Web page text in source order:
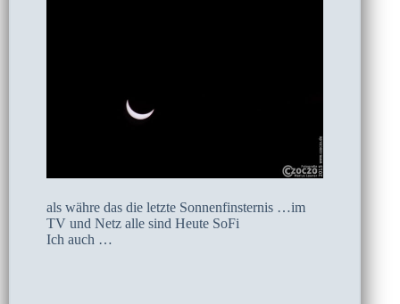
als währe das die letzte Sonnenfinsternis …im
TV und Netz alle sind Heute SoFi
Ich auch …